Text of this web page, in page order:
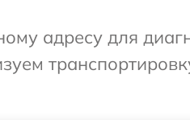
адресу для